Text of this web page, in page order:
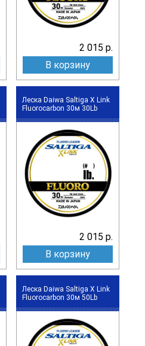
2 015 р.
В корзину
Леска Daiwa Saltiga X Link
Fluorocarbon 30м 30Lb
2 015 р.
В корзину
Леска Daiwa Saltiga X Link
Fluorocarbon 30м 50Lb